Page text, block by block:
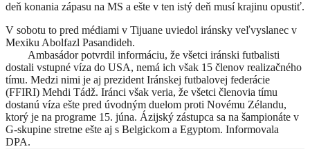
deň konania zápasu na MS a ešte v ten istý deň musí krajinu opustiť.
V sobotu to pred médiami v Tijuane uviedol iránsky veľvyslanec v
Mexiku Abolfazl Pasandideh.
Ambasádor potvrdil informáciu, že všetci iránski futbalisti
dostali vstupné víza do USA, nemá ich však 15 členov realizačného
tímu. Medzi nimi je aj prezident Iránskej futbalovej federácie
(FFIRI) Mehdi Tádž. Iránci však veria, že všetci členovia tímu
dostanú víza ešte pred úvodným duelom proti Novému Zélandu,
ktorý je na programe 15. júna. Ázijský zástupca sa na šampionáte v
G-skupine stretne ešte aj s Belgickom a Egyptom. Informovala
DPA.